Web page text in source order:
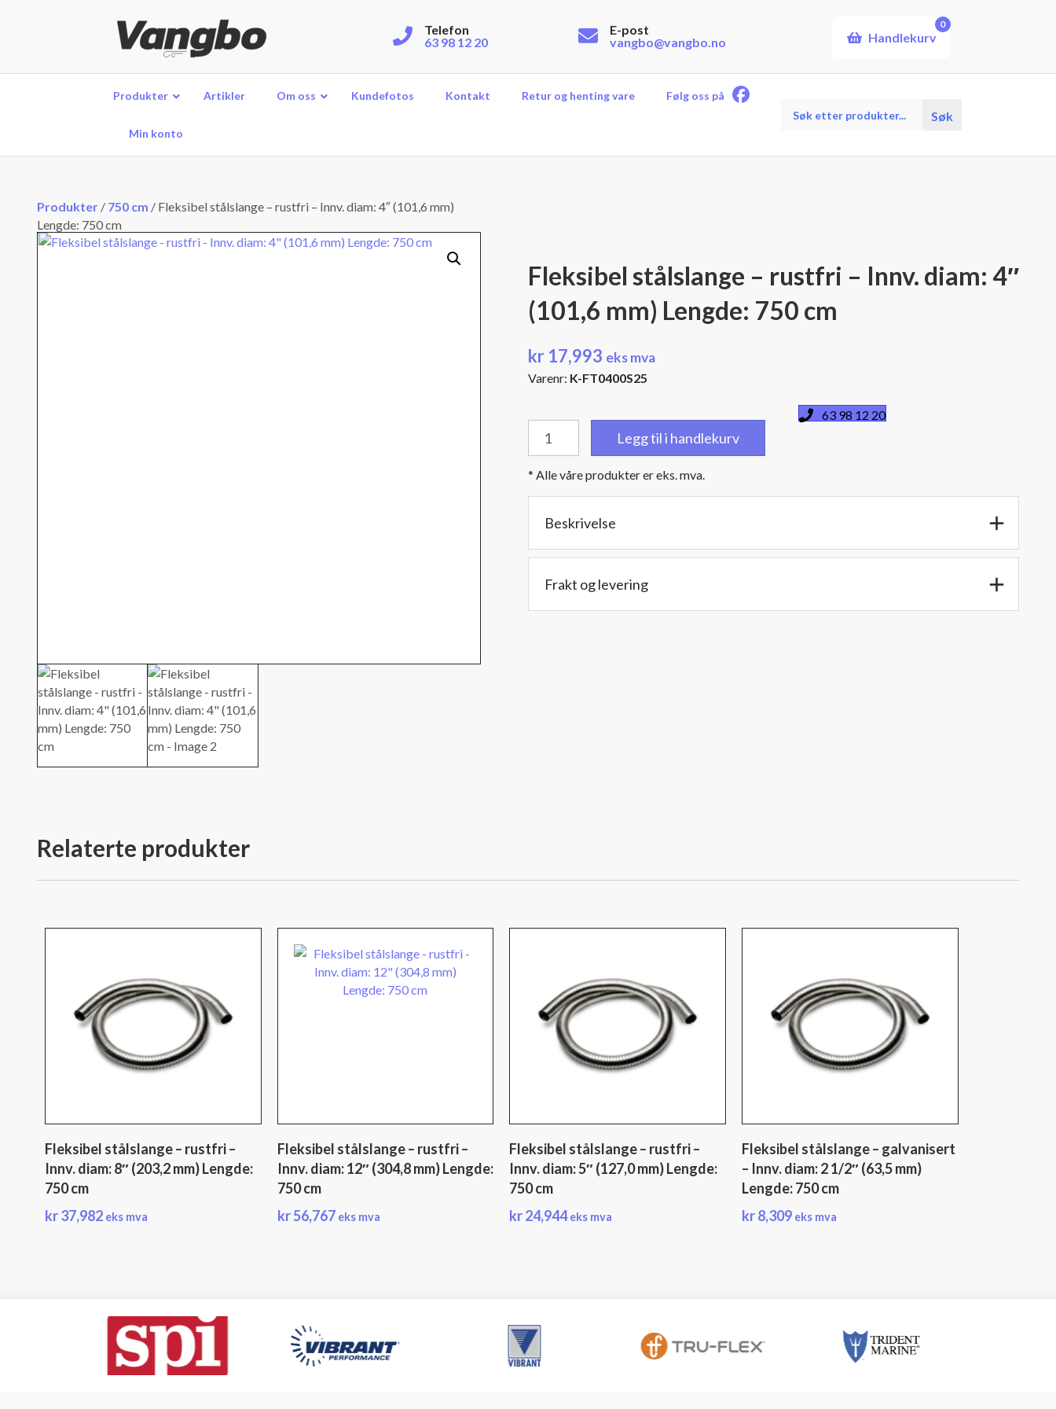
Telefon
63 98 12 20
E-post
vangbo@vangbo.no
Handlekurv
0
Produkter Artikler Om oss Kundefotos Kontakt Retur og henting vare Følg oss på
Min konto
search
Søk
Produkter / 750 cm / Fleksibel stålslange – rustfri – Innv. diam: 4″ (101,6 mm)
Lengde: 750 cm
Fleksibel stålslange – rustfri – Innv. diam: 4″
(101,6 mm) Lengde: 750 cm
kr 17,993 eks mva
Varenr: K-FT0400S25
stålslange
rustfri
-
Innv.
4"
mm)
Lengde:
Legg til i handlekurv
* Alle våre produkter er eks. mva.
63 98 12 20
Beskrivelse
Frakt og levering
Relaterte produkter
Fleksibel stålslange – rustfri –
Innv. diam: 8″ (203,2 mm) Lengde:
750 cm
kr37,982 eks mva
Fleksibel stålslange – rustfri –
Innv. diam: 12″ (304,8 mm) Lengde:
750 cm
kr56,767 eks mva
Fleksibel stålslange – rustfri –
Innv. diam: 5″ (127,0 mm) Lengde:
750 cm
kr24,944 eks mva
Fleksibel stålslange – galvanisert
– Innv. diam: 2 1/2″ (63,5 mm)
Lengde: 750 cm
kr8,309 eks mva